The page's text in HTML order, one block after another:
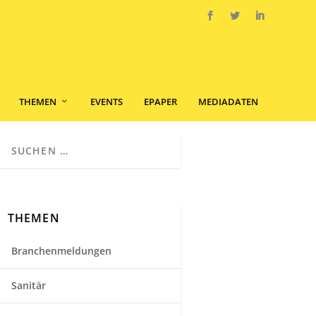
THEMEN EVENTS EPAPER MEDIADATEN
THEMEN
Branchenmeldungen
Sanitär